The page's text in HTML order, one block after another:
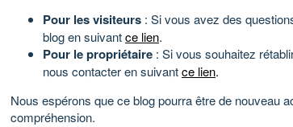
Pour les visiteurs : Si vous avez des
blog en suivantce lien.
Pour le propriétaire : Si vous souhaitez
nous contacter en suivantce lien.
Nous espérons que ce blog pourra être de nouveau
compréhension.